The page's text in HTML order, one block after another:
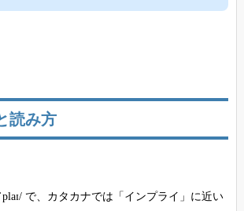
読み方
で、カタカナでは「インプライ」に近い